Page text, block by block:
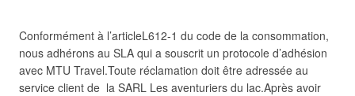
Conformément à l’articleL612-1 du code de la consommation,
nous adhérons au SLA qui a souscrit un protocole d’adhésion
avec MTU Travel.Toute réclamation doit être adressée au
service client de la SARL Les aventuriers du lac.Après avoir